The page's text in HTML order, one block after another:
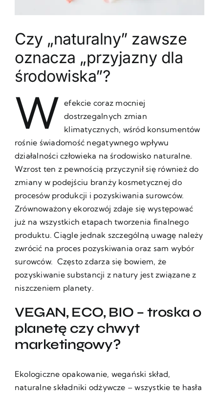
Czy „naturalny” zawsze
oznacza „przyjazny dla
środowiska”?
W efekcie coraz mocniej
dostrzegalnych zmian
klimatycznych, wśród konsumentów
rośnie świadomość negatywnego wpływu
działalności człowieka na środowisko naturalne.
Wzrost ten z pewnością przyczynił się również do
zmiany w podejściu branży kosmetycznej do
procesów produkcji i pozyskiwania surowców.
Zrównoważony ekorozwój zdaje się występować
już na wszystkich etapach tworzenia finalnego
produktu. Ciągle jednak szczególną uwagę należy
zwrócić na proces pozyskiwania oraz sam wybór
surowców. Często zdarza się bowiem, że
pozyskiwanie substancji z natury jest związane z
niszczeniem planety.
VEGAN, ECO, BIO – troska o
planetę czy chwyt
marketingowy?
Ekologiczne opakowanie, wegański skład,
naturalne składniki odżywcze – wszystkie te hasła